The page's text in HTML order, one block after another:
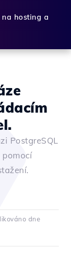
na hosting a
PostgreSQL
pomocí
dne